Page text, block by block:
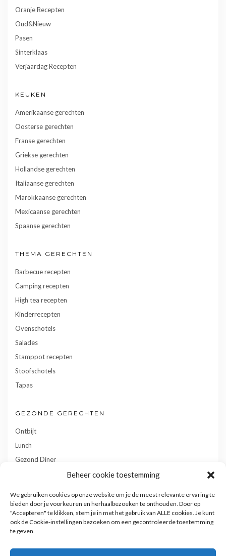
Beheer cookie toestemming
We gebruiken cookies op onze website om je de meest relevante ervaring te
bieden door je voorkeuren en herhaalbezoeken te onthouden. Door op
"Accepteren" te klikken, stem je in met het gebruik van ALLE cookies. Je kunt
ook de Cookie-instellingen bezoeken om een gecontroleerde toestemming
te geven.
Oranje Recepten
Oud&Nieuw
Pasen
Sinterklaas
Verjaardag Recepten
KEUKEN
Amerikaanse gerechten
Oosterse gerechten
Franse gerechten
Griekse gerechten
Hollandse gerechten
Italiaanse gerechten
Marokkaanse gerechten
Mexicaanse gerechten
Spaanse gerechten
THEMA GERECHTEN
Barbecue recepten
Camping recepten
High tea recepten
Kinderrecepten
Ovenschotels
Salades
Stamppot recepten
Stoofschotels
Tapas
GEZONDE GERECHTEN
Ontbijt
Lunch
Gezond Diner
Gebak